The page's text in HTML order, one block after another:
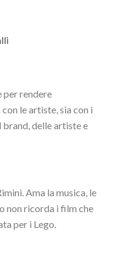
per rendere
le artiste, sia con i
delle artiste e
Ama la musica, le
non ricorda i film che
per i Lego.